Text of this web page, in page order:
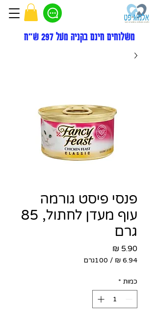
משלוחים חינם בקניה מעל 297 ש"ח
פנסי פיסט גורמה
עוף מעדן לחתול, 85
גרם
/ 100גרם
לכל
100
כמות *